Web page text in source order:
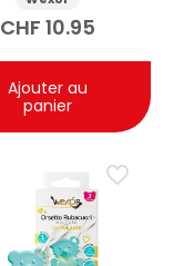
300ml
CHF 10.95
Ajouter au
panier